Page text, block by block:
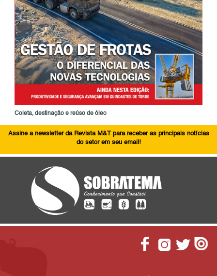
Coleta, destinação e reúso de óleo
Assine a newsletter da Revista M&T para receber as principais notícias
do setor em seu email!